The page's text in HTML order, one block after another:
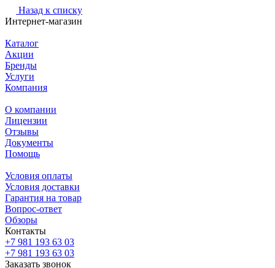
Назад к списку
Интернет-магазин
Каталог
Акции
Бренды
Услуги
Компания
О компании
Лицензии
Отзывы
Документы
Помощь
Условия оплаты
Условия доставки
Гарантия на товар
Вопрос-ответ
Обзоры
Контакты
+7 981 193 63 03
+7 981 193 63 03
Заказать звонок